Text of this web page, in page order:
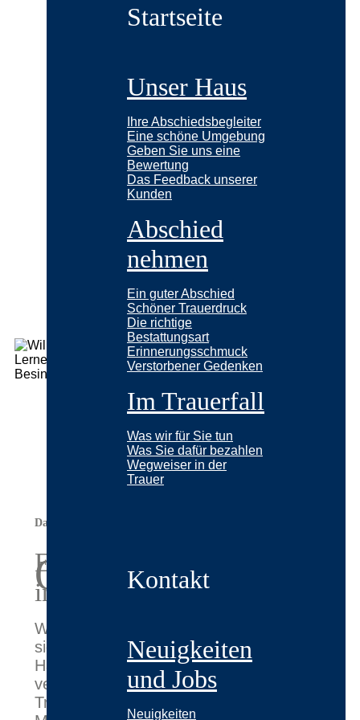
Startseite
Unser Haus
Ihre Abschiedsbegleiter
Eine schöne Umgebung
Geben Sie uns eine
Bewertung
Das Feedback unserer
Kunden
Abschied
nehmen
Ein guter Abschied
Schöner Trauerdruck
Die richtige
Bestattungsart
Erinnerungsschmuck
Verstorbener Gedenken
Im Trauerfall
Was wir für Sie tun
Was Sie dafür bezahlen
Wegweiser in der
Trauer
Kontakt
Neuigkeiten
und Jobs
Neuigkeiten
Das Haus von Stryi Bestattungen
Ein
Ort
in Zeiten der Trauer
Willkommen in unserem Haus, in dem
sich Mitgefühl, traditionelle
Handwerkskunst und Professionalität
verbinden, um Ihnen in Zeiten der
Trauer beizustehen. Lernen Sie die